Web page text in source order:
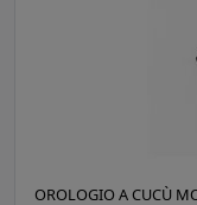
OROLOGIO A CUCÙ